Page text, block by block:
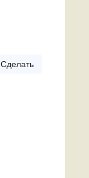
Сделать